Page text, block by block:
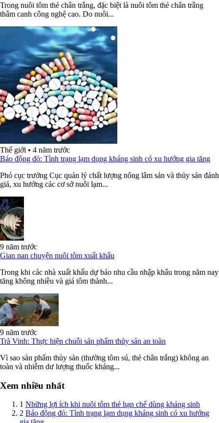
Trong nuôi tôm thẻ chân trắng, đặc biệt là nuôi tôm thẻ chân trắng
thâm canh công nghệ cao. Do nuôi...
Thế giới • 4 năm trước
Báo động đỏ: Tình trạng lạm dụng kháng sinh có xu hướng gia tăng
Phó cục trưởng Cục quản lý chất lượng nông lâm sản và thủy sản đánh
giá, xu hướng các cơ sở nuôi lạm...
9 năm trước
Gian nan chuyện nuôi tôm xuất khẩu
Trong khi các nhà xuất khẩu dự báo nhu cầu nhập khẩu trong năm nay
tăng không nhiều và giá tôm thành...
9 năm trước
Trà Vinh: Thực hiện chuỗi sản phẩm thủy sản an toàn
Vì sao sản phẩm thủy sản (thường tôm sú, thẻ chân trắng) không an
toàn và nhiễm dư lượng thuốc kháng...
Xem nhiều nhất
1 Những lợi ích khi nuôi tôm thẻ hạn chế dùng kháng sinh
2 Báo động đỏ: Tình trạng lạm dụng kháng sinh có xu hướng